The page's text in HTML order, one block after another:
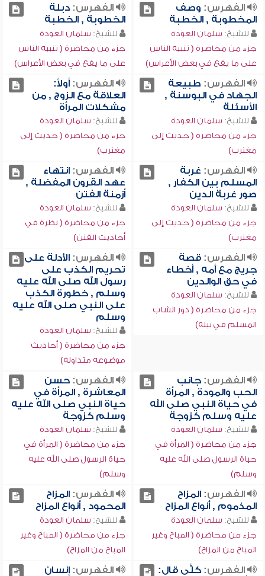
الفهرس: وصف
المخطوبة , الخطبة
للشيخ: سلمان العودة
جزء من محاضرة ( تنبيه الناس
على ما يقع في بعض الأعراس)
الفهرس:دبلة
الخطوبة , الخطبة
للشيخ: سلمان العودة
جزء من محاضرة ( تنبيه الناس
على ما يقع في بعض الأعراس)
الفهرس: طبيعة
الجهاد في البوسنة ,
الأسئلة
للشيخ: سلمان العودة
جزء من محاضرة ( حديث إلى
مغترب)
الفهرس:أولاً:
العلاقة مع الزوج , من
مشكلات المرأة
للشيخ: سلمان العودة
جزء من محاضرة ( حديث إلى
مغترب)
الفهرس: غربة
المسلم بين الكفار ,
صور غربة الدين
للشيخ: سلمان العودة
جزء من محاضرة ( حديث إلى
مغترب)
الفهرس:انتهاء
عهد القرون المفضلة ,
أزمنة الفتن
للشيخ: سلمان العودة
جزء من محاضرة ( نظرة في
أحاديث الفتن)
الفهرس:قصة
جريج مع أمه , أخطاء
في حق الوالدين
للشيخ: سلمان العودة
جزء من محاضرة ( دور الشاب
المسلم في بيته)
الفهرس:الأدلة على
تحريم الكذب على
رسول الله صلى الله عليه
وسلم , خطورة الكذب
على النبي صلى الله عليه
وسلم
للشيخ: سلمان العودة
جزء من محاضرة ( أحاديث
موضوعة متداولة)
الفهرس:جانب
الحب والمودة , المرأة
في حياة النبي صلى الله
عليه وسلم كزوجة
للشيخ: سلمان العودة
جزء من محاضرة ( المرأة في
حياة الرسول صلى الله عليه
وسلم)
الفهرس:حسن
المعاشرة , المرأة في
حياة النبي صلى الله عليه
وسلم كزوجة
للشيخ: سلمان العودة
جزء من محاضرة ( المرأة في
حياة الرسول صلى الله عليه
وسلم)
الفهرس:المزاح
المذموم , أنواع المزاح
للشيخ: سلمان العودة
جزء من محاضرة ( المباح وغير
المباح من المزاح)
الفهرس:المزاح
المحمود , أنواع المزاح
للشيخ: سلمان العودة
جزء من محاضرة ( المباح وغير
المباح من المزاح)
الفهرس:كلُّّي قال:
الفهرس:إنسان